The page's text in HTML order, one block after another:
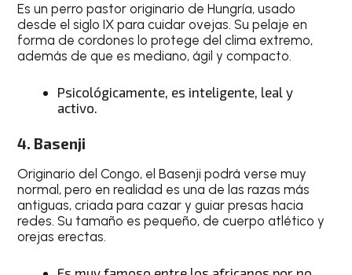
Es un perro pastor originario de Hungría, usado
desde el siglo IX para cuidar ovejas. Su pelaje en
forma de cordones lo protege del clima extremo,
además de que es mediano, ágil y compacto.
Psicológicamente, es inteligente, leal y
activo.
4. Basenji
Originario del Congo, el Basenji podrá verse muy
normal, pero en realidad es una de las razas más
antiguas, criada para cazar y guiar presas hacia
redes. Su tamaño es pequeño, de cuerpo atlético y
orejas erectas.